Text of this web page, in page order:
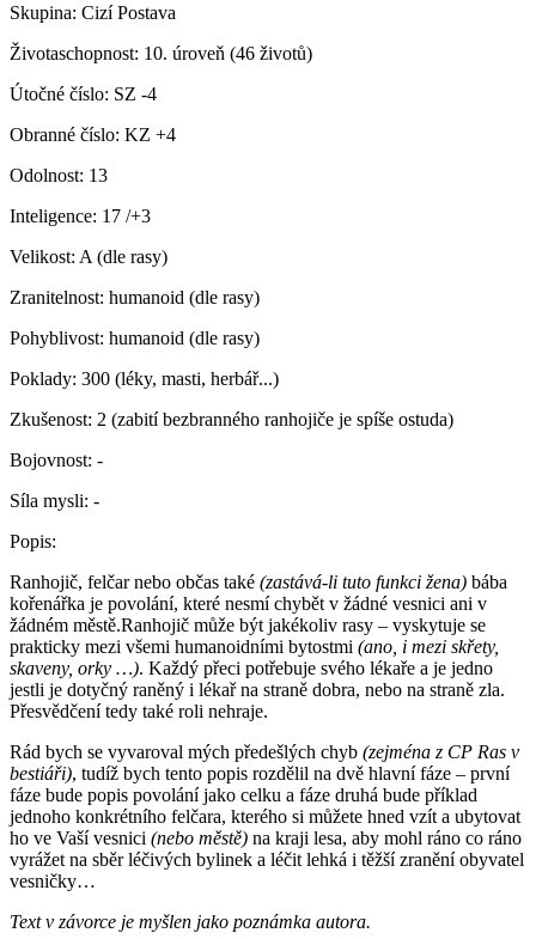
Skupina: Cizí Postava
Životaschopnost: 10. úroveň (46 životů)
Útočné číslo: SZ -4
Obranné číslo: KZ +4
Odolnost: 13
Inteligence: 17 /+3
Velikost: A (dle rasy)
Zranitelnost: humanoid (dle rasy)
Pohyblivost: humanoid (dle rasy)
Poklady: 300 (léky, masti, herbář...)
Zkušenost: 2 (zabití bezbranného ranhojiče je spíše ostuda)
Bojovnost: -
Síla mysli: -
Popis:
Ranhojič, felčar nebo občas také (zastává-li tuto funkci žena) bába
kořenářka je povolání, které nesmí chybět v žádné vesnici ani v
žádném městě.Ranhojič může být jakékoliv rasy – vyskytuje se
prakticky mezi všemi humanoidními bytostmi (ano, i mezi skřety,
skaveny, orky …). Každý přeci potřebuje svého lékaře a je jedno
jestli je dotyčný raněný i lékař na straně dobra, nebo na straně zla.
Přesvědčení tedy také roli nehraje.
Rád bych se vyvaroval mých předešlých chyb (zejména z CP Ras v
bestiáři), tudíž bych tento popis rozdělil na dvě hlavní fáze – první
fáze bude popis povolání jako celku a fáze druhá bude příklad
jednoho konkrétního felčara, kterého si můžete hned vzít a ubytovat
ho ve Vaší vesnici (nebo městě) na kraji lesa, aby mohl ráno co ráno
vyrážet na sběr léčivých bylinek a léčit lehká i těžší zranění obyvatel
vesničky…
Text v závorce je myšlen jako poznámka autora.